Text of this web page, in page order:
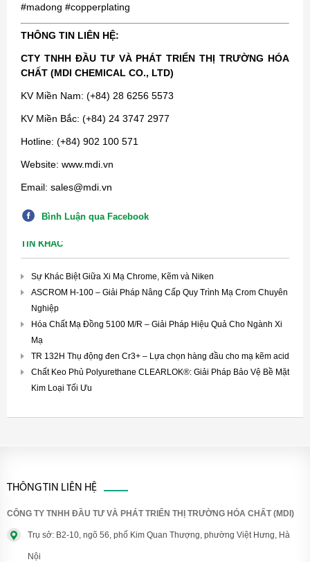
#madong #copperplating
THÔNG TIN LIÊN HỆ:
CTY TNHH ĐẦU TƯ VÀ PHÁT TRIỂN THỊ TRƯỜNG HÓA
CHẤT (MDI CHEMICAL CO., LTD)
KV Miền Nam: (+84) 28 6256 5573
KV Miền Bắc: (+84) 24 3747 2977
Hotline: (+84) 902 100 571
Website: www.mdi.vn
Email: sales@mdi.vn
Bình Luận qua Facebook
TIN KHÁC
Sự Khác Biệt Giữa Xi Mạ Chrome, Kẽm và Niken
ASCROM H-100 – Giải Pháp Nâng Cấp Quy Trình Mạ Crom Chuyên
Nghiệp
Hóa Chất Mạ Đồng 5100 M/R – Giải Pháp Hiệu Quả Cho Ngành Xi
Mạ
TR 132H Thụ động đen Cr3+ – Lựa chọn hàng đầu cho mạ kẽm acid
Chất Keo Phủ Polyurethane CLEARLOK®: Giải Pháp Bảo Vệ Bề Mặt
Kim Loại Tối Ưu
THÔNG TIN LIÊN HỆ
CÔNG TY TNHH ĐẦU TƯ VÀ PHÁT TRIỂN THỊ TRƯỜNG HÓA CHẤT (MDI)
Trụ sở: B2-10, ngõ 56, phố Kim Quan Thượng, phường Việt Hưng, Hà
Nội